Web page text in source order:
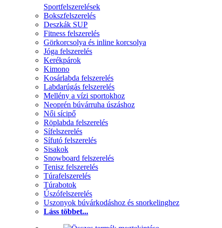
Sportfelszerelések
Bokszfelszerelés
Deszkák SUP
Fitness felszerelés
Görkorcsolya és inline korcsolya
Jóga felszerelés
Kerékpárok
Kimono
Kosárlabda felszerelés
Labdarúgás felszerelés
Mellény a vízi sportokhoz
Neoprén búvárruha úszáshoz
Női sícipő
Röplabda felszerelés
Sífelszerelés
Sífutó felszerelés
Sisakok
Snowboard felszerelés
Tenisz felszerelés
Túrafelszerelés
Túrabotok
Úszófelszerelés
Uszonyok búvárkodáshoz és snorkelinghez
Láss többet...